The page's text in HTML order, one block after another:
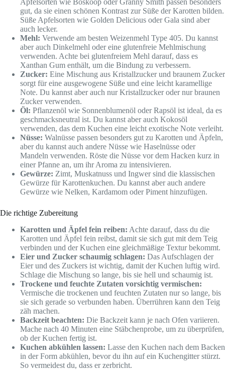
gut, da sie einen schönen Kontrast zur Süße der Karotten bilden.
Süße Apfelsorten wie Golden Delicious oder Gala sind aber
auch lecker.
Mehl: Verwende am besten Weizenmehl Type 405. Du kannst
aber auch Dinkelmehl oder eine glutenfreie Mehlmischung
verwenden. Achte bei glutenfreiem Mehl darauf, dass es
Xanthan Gum enthält, um die Bindung zu verbessern.
Zucker: Eine Mischung aus Kristallzucker und braunem Zucker
sorgt für eine ausgewogene Süße und eine leicht karamellige
Note. Du kannst aber auch nur Kristallzucker oder nur braunen
Zucker verwenden.
Öl: Pflanzenöl wie Sonnenblumenöl oder Rapsöl ist ideal, da es
geschmacksneutral ist. Du kannst aber auch Kokosöl
verwenden, das dem Kuchen eine leicht exotische Note verleiht.
Nüsse: Walnüsse passen besonders gut zu Karotten und Äpfeln,
aber du kannst auch andere Nüsse wie Haselnüsse oder
Mandeln verwenden. Röste die Nüsse vor dem Hacken kurz in
einer Pfanne an, um ihr Aroma zu intensivieren.
Gewürze: Zimt, Muskatnuss und Ingwer sind die klassischen
Gewürze für Karottenkuchen. Du kannst aber auch andere
Gewürze wie Nelken, Kardamom oder Piment hinzufügen.
Die richtige Zubereitung
Karotten und Äpfel fein reiben: Achte darauf, dass du die
Karotten und Äpfel fein reibst, damit sie sich gut mit dem Teig
verbinden und der Kuchen eine gleichmäßige Textur bekommt.
Eier und Zucker schaumig schlagen: Das Aufschlagen der
Eier und des Zuckers ist wichtig, damit der Kuchen luftig wird.
Schlage die Mischung so lange, bis sie hell und schaumig ist.
Trockene und feuchte Zutaten vorsichtig vermischen:
Vermische die trockenen und feuchten Zutaten nur so lange, bis
sie sich gerade so verbunden haben. Überrühren kann den Teig
zäh machen.
Backzeit beachten: Die Backzeit kann je nach Ofen variieren.
Mache nach 40 Minuten eine Stäbchenprobe, um zu überprüfen,
ob der Kuchen fertig ist.
Kuchen abkühlen lassen: Lasse den Kuchen nach dem Backen
in der Form abkühlen, bevor du ihn auf ein Kuchengitter stürzt.
So vermeidest du, dass er zerbricht.